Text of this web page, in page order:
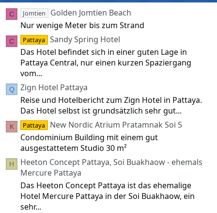
e
C Jomtien
Golden Jomtien Beach
Nur wenige Meter bis zum Strand
C Pattaya Sandy Spring Hotel
Das Hotel befindet sich in einer guten Lage in
Pattaya Central, nur einen kurzen Spaziergang
vom...
Q
Zign Hotel Pattaya
Reise und Hotelbericht zum Zign Hotel in Pattaya.
Das Hotel selbst ist grundsätzlich sehr gut...
K Pattaya
New Nordic Atrium Pratamnak Soi 5
Condominium Building mit einem gut
ausgestattetem Studio 30 m²
H
Heeton Concept Pattaya, Soi Buakhaow - ehemals
Mercure Pattaya
Das Heeton Concept Pattaya ist das ehemalige
Hotel Mercure Pattaya in der Soi Buakhaow, ein
sehr...